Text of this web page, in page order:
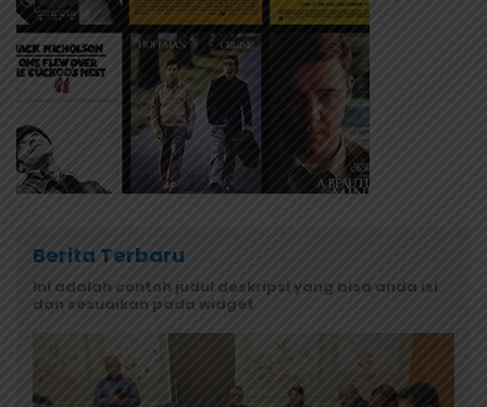
Berita Terbaru
Ini adalah contoh judul deskripsi yang bisa anda isi
dan sesuaikan pada widget